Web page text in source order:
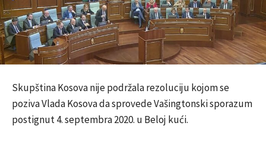
Skupština Kosova nije podržala rezoluciju kojom se
poziva Vlada Kosova da sprovede Vašingtonski sporazum
postignut 4. septembra 2020. u Beloj kući.